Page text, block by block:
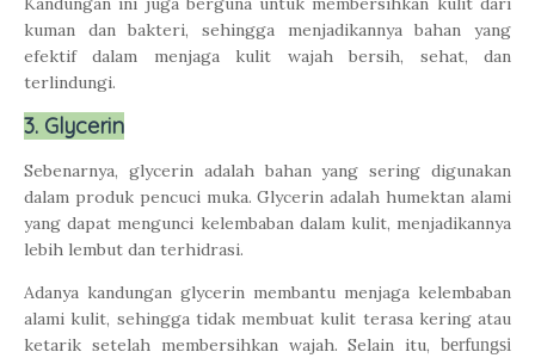
kuman dan bakteri, sehingga menjadikannya bahan yang
efektif dalam menjaga kulit wajah bersih, sehat, dan
terlindungi.
3. Glycerin
Sebenarnya, glycerin adalah bahan yang sering digunakan
dalam produk pencuci muka. Glycerin adalah humektan alami
yang dapat mengunci kelembaban dalam kulit, menjadikannya
lebih lembut dan terhidrasi.
Adanya kandungan glycerin membantu menjaga kelembaban
alami kulit, sehingga tidak membuat kulit terasa kering atau
ketarik setelah membersihkan wajah. Selain itu, berfungsi